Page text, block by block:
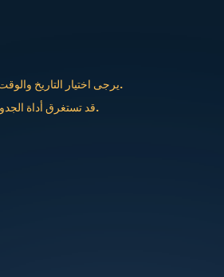
يرجى اختيار التاريخ والوقت باستخدام التقويم أدناه.
*قد تستغرق أداة الجدولة بضع ثوانٍ للتحميل.